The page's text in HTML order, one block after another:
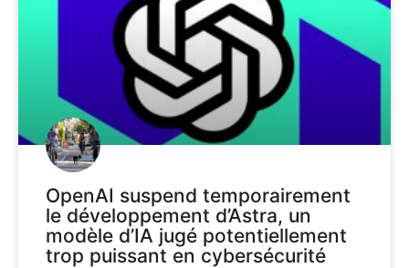
OpenAI suspend temporairement
le développement d’Astra, un
modèle d’IA jugé potentiellement
trop puissant en cybersécurité